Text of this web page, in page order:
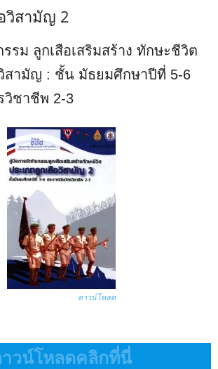
วิสามัญ 2
รม ลูกเสือเสริมสร้าง ทักษะชีวิต
สามัญ : ชั้น มัธยมศึกษาปีที่ 5-6
วิชาชีพ 2-3
ดาวน์โหลด
วน์โหลดคลิกที่นี่